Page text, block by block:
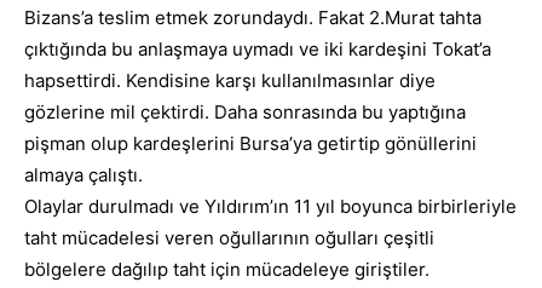
Bizans’a teslim etmek zorundaydı. Fakat 2.Murat tahta
çıktığında bu anlaşmaya uymadı ve iki kardeşini Tokat’a
hapsettirdi. Kendisine karşı kullanılmasınlar diye
gözlerine mil çektirdi. Daha sonrasında bu yaptığına
pişman olup kardeşlerini Bursa’ya getirtip gönüllerini
almaya çalıştı.
Olaylar durulmadı ve Yıldırım’ın 11 yıl boyunca birbirleriyle
taht mücadelesi veren oğullarının oğulları çeşitli
bölgelere dağılıp taht için mücadeleye giriştiler.